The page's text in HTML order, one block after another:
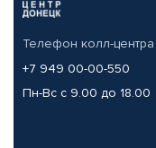
Телефон колл-центра
+7 949 00-00-550
Пн-Вс с 9.00 до 18.00